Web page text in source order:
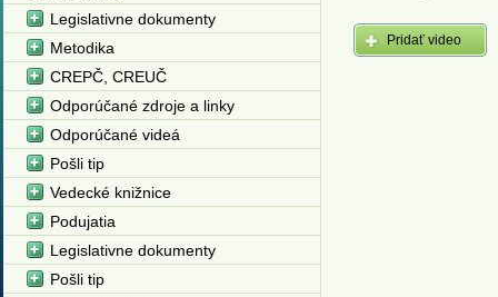
Pridať video
Legislativne dokumenty
Metodika
CREPČ, CREUČ
Odporúčané zdroje a linky
Odporúčané videá
Pošli tip
Vedecké knižnice
Podujatia
Legislativne dokumenty
Pošli tip